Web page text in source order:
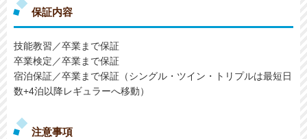
保証内容
技能教習 ／卒業まで保証
卒業検定 ／卒業まで保証
宿泊保証／卒業まで保証（シングル・ツイン・トリプルは最短日
数+4泊以降レギュラーへ移動）
注意事項